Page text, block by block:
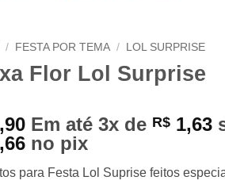
/ FESTA POR TEMA / LOL SURPRISE
Flor Lol Surprise
Em até 3x de R$ 1,63
no pix
para Festa Lol Suprise feitos